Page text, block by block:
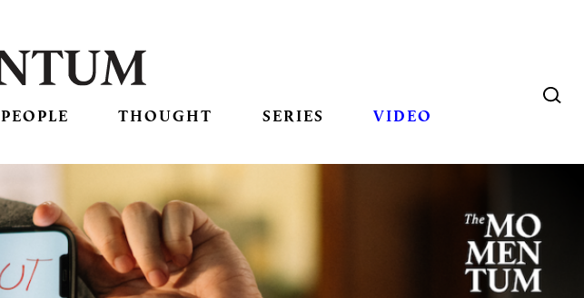
PEOPLE THOUGHT SERIES VIDEO